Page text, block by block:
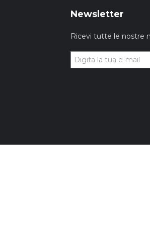
Newsletter
Ricevi tutte le nostre